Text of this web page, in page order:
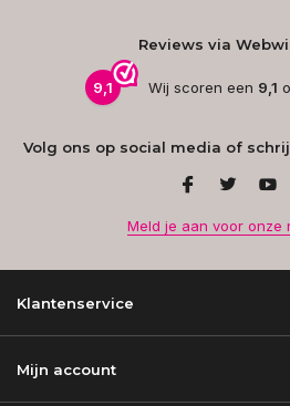
Reviews via
9,1 Wij scoren een 9,1
Volg ons op social media of
Meld je aan voor onze
Klantenservice
Mijn account